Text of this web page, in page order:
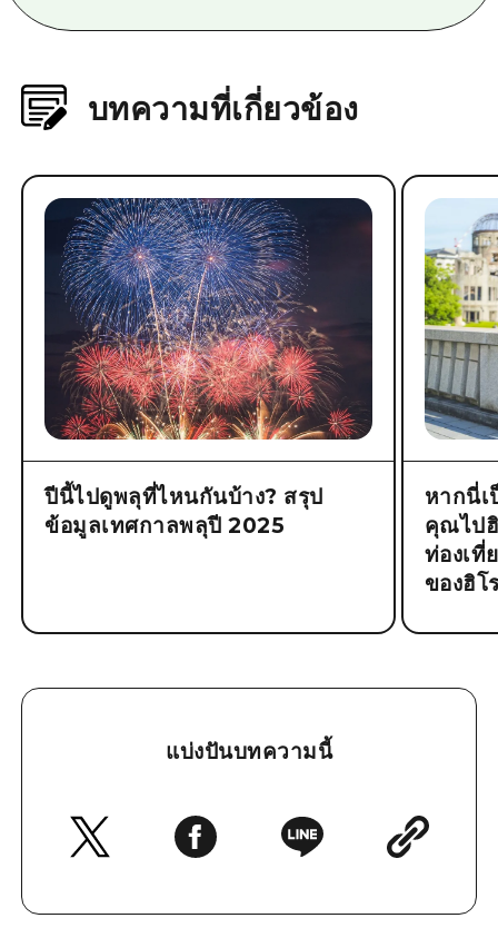
บทความที่เกี่ยวข้อง
ปีนี้ไปดูพลุที่ไหนกันบ้าง? สรุป
ข้อมูลเทศกาลพลุปี 2025
หากนี่เ
คุณไป
ท่องเที่
ของฮิโ
แบ่งปันบทความนี้